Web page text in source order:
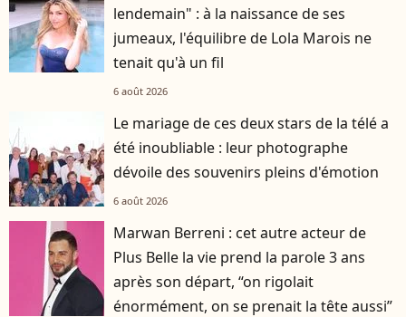
lendemain" : à la naissance de ses
jumeaux, l'équilibre de Lola Marois ne
tenait qu'à un fil
6 août 2026
Le mariage de ces deux stars de la télé a
été inoubliable : leur photographe
dévoile des souvenirs pleins d'émotion
6 août 2026
Marwan Berreni : cet autre acteur de
Plus Belle la vie prend la parole 3 ans
après son départ, “on rigolait
énormément, on se prenait la tête aussi”